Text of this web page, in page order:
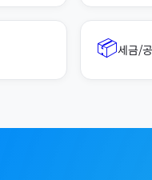
📦세금/